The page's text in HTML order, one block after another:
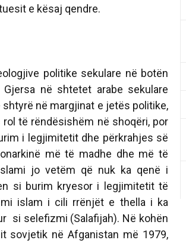
e kësaj qendre.
politike sekulare në botën
në shtetet arabe sekulare
në margjinat e jetës politike,
të rëndësishëm në shoqëri, por
i legjimitetit dhe përkrahjes së
më të madhe dhe më të
jo vetëm që nuk ka qenë i
si burim kryesor i legjimitetit të
islam i cili rrënjët e thella i ka
si selefizmi (Salafijah). Në kohën
sovjetik në Afganistan më 1979,